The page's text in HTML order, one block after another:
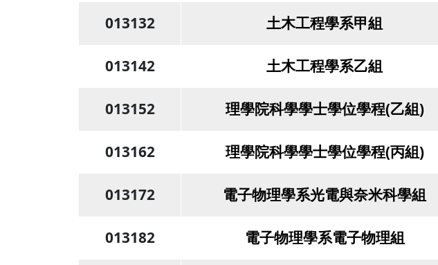
013132 土木工程學系甲組
013142 土木工程學系乙組
013152 理學院科學學士學位學程(乙組)
013162 理學院科學學士學位學程(丙組)
013172 電子物理學系光電與奈米科學組
013182 電子物理學系電子物理組